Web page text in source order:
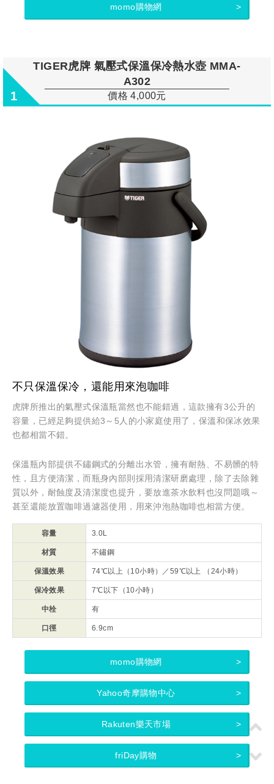
momo購物網
1
TIGER虎牌 氣壓式保溫保冷熱水壺 MMA-
A302
價格 4,000元
不只保溫保冷，還能用來泡咖啡
虎牌所推出的氣壓式保溫瓶當然也不能錯過，這款擁有3公升的
容量，已經足夠提供給3～5人的小家庭使用了，保溫和保冰效果
也都相當不錯。
保溫瓶內部提供不鏽鋼式的分離出水管，擁有耐熱、不易髒的特
性，且方便清潔，而瓶身內部則採用清潔研磨處理，除了去除雜
質以外，耐蝕度及清潔度也提升，要放進茶水飲料也沒問題哦～
甚至還能放置咖啡過濾器使用，用來沖泡熱咖啡也相當方便。
容量 3.0L
材質 不鏽鋼
保溫效果 74℃以上（10小時）／59℃以上 （24小時）
保冷效果 7℃以下（10小時）
中栓 有
口徑 6.9cm
momo購物網
Yahoo奇摩購物中心
Rakuten樂天市場
friDay購物